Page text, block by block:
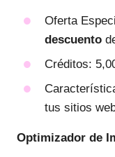
Oferta
descuento
Créditos:
tus sitios
Optimizador de